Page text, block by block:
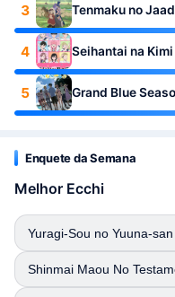
3 Tenmaku no
4 Seihantai na
5 Grand Blue
Enquete da Semana
Melhor Ecchi
Yuragi-Sou no Yuuna-san
Shinmai Maou No